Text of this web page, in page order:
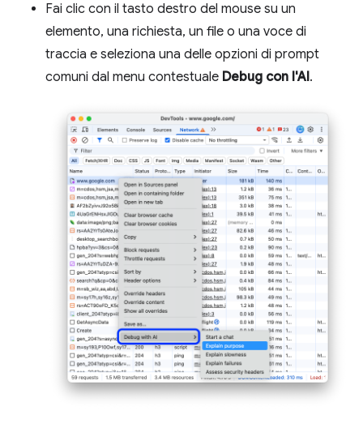
Fai clic con il tasto destro del mouse su un
elemento, una richiesta, un file o una voce di
traccia e seleziona una delle opzioni di prompt
comuni dal menu contestuale Debug con l'AI.